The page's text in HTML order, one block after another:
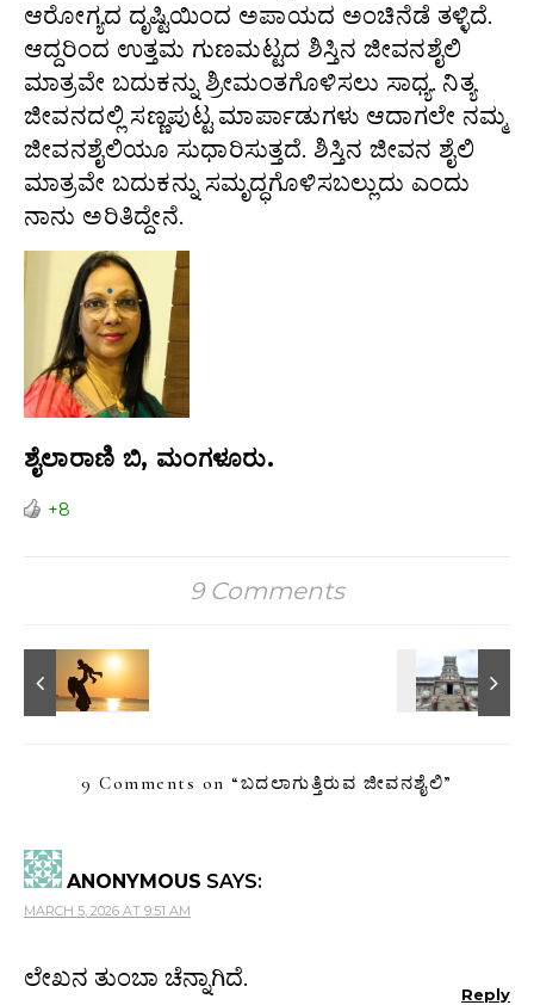
ಆರೋಗ್ಯದ ದೃಷ್ಟಿಯಿಂದ ಅಪಾಯದ ಅಂಚಿನೆಡೆ ತಳ್ಳಿದೆ.
ಆದ್ದರಿಂದ ಉತ್ತಮ ಗುಣಮಟ್ಟದ ಶಿಸ್ತಿನ ಜೀವನಶೈಲಿ
ಮಾತ್ರವೇ ಬದುಕನ್ನು ಶ್ರೀಮಂತಗೊಳಿಸಲು ಸಾಧ್ಯ. ನಿತ್ಯ
ಜೀವನದಲ್ಲಿ ಸಣ್ಣಪುಟ್ಟ ಮಾರ್ಪಾಡುಗಳು ಆದಾಗಲೇ ನಮ್ಮ
ಜೀವನಶೈಲಿಯೂ ಸುಧಾರಿಸುತ್ತದೆ. ಶಿಸ್ತಿನ ಜೀವನ ಶೈಲಿ
ಮಾತ್ರವೇ ಬದುಕನ್ನು ಸಮೃದ್ಧಗೊಳಿಸಬಲ್ಲುದು ಎಂದು
ನಾನು ಅರಿತಿದ್ದೇನೆ.
ಶೈಲಾರಾಣಿ ಬಿ, ಮಂಗಳೂರು.
+8
9 Comments
9 Comments on “ಬದಲಾಗುತ್ತಿರುವ ಜೀವನಶೈಲಿ”
ANONYMOUS SAYS:
MARCH 5, 2026 AT 9:51 AM
ಲೇಖನ ತುಂಬಾ ಚೆನ್ನಾಗಿದೆ.
Reply